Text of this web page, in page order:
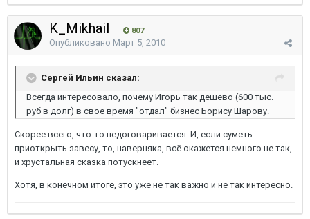
K_Mikhail 807
Опубликовано Март 5, 2010
Сергей Ильин сказал:
Всегда интересовало, почему Игорь так дешево (600 тыс.
руб в долг) в свое время "отдал" бизнес Борису Шарову.
Скорее всего, что-то недоговаривается. И, если суметь
приоткрыть завесу, то, наверняка, всё окажется немного не так,
и хрустальная сказка потускнеет.
Хотя, в конечном итоге, это уже не так важно и не так интересно.